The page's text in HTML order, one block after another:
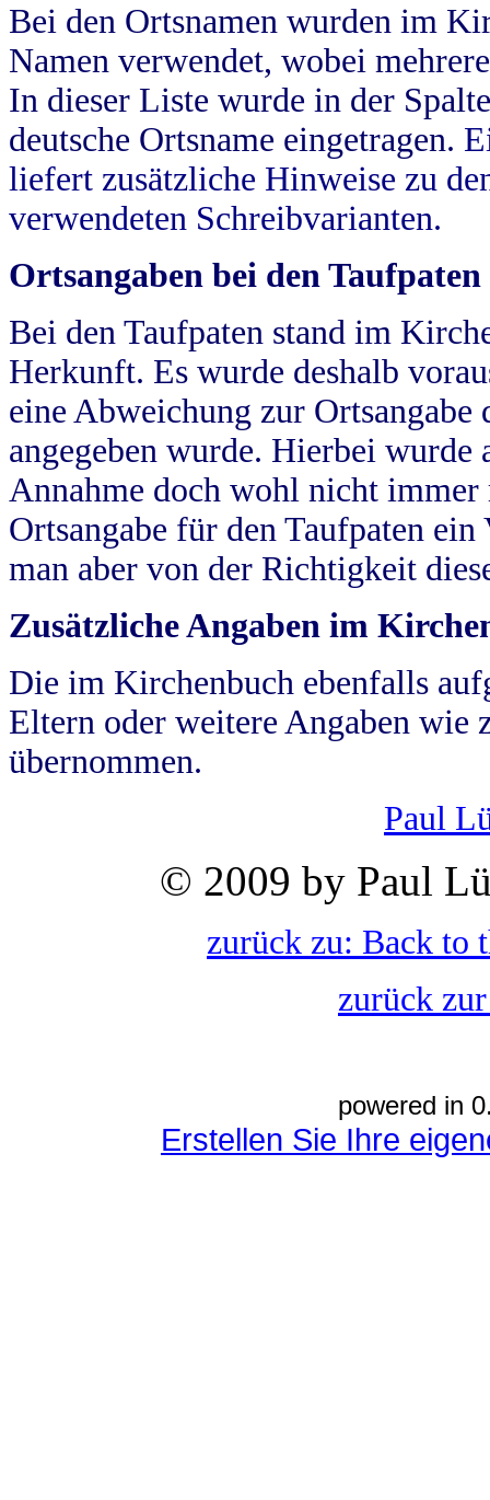
Bei den Ortsnamen wurden im
Namen verwendet, wobei
In dieser Liste wurde in der
deutsche Ortsname eingetragen.
liefert zusätzliche Hinweise zu
verwendeten Schreibvarianten.
Ortsangaben bei den Taufpaten
Bei den Taufpaten stand im
Herkunft. Es wurde deshalb
eine Abweichung zur
angegeben wurde. Hierbei wurde
Annahme doch wohl nicht
Ortsangabe für den Taufpaten
man aber von der Richtigkeit
Zusätzliche Angaben im
Die im Kirchenbuch ebenfalls
Eltern oder weitere Angaben wie
übernommen.
Paul
© 2009 by Paul
zurück zu: Back to
zurück
powered in
Erstellen Sie Ihre